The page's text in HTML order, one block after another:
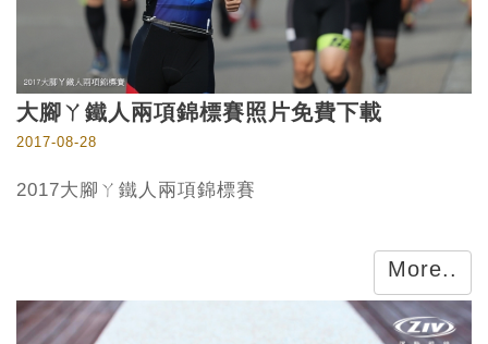
大腳ㄚ鐵人兩項錦標賽照片免費下載
2017-08-28
2017大腳ㄚ鐵人兩項錦標賽
More..